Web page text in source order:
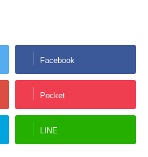
Facebook
Pocket
LINE